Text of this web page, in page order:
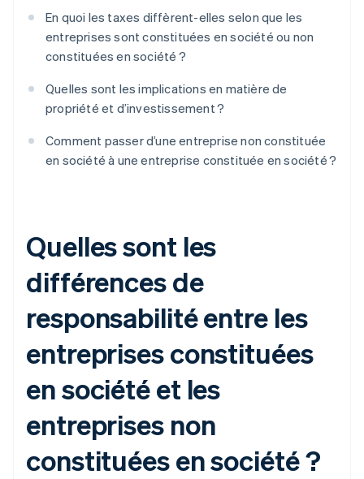
En quoi les taxes diffèrent-elles selon que les
entreprises sont constituées en société ou non
constituées en société ?
Quelles sont les implications en matière de
propriété et d’investissement ?
Comment passer d’une entreprise non constituée
en société à une entreprise constituée en société ?
Quelles sont les
différences de
responsabilité entre les
entreprises constituées
en société et les
entreprises non
constituées en société ?